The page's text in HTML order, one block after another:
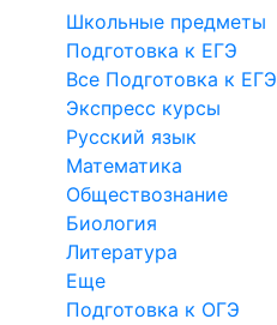
Школьные предметы
Подготовка к ЕГЭ
Все Подготовка к ЕГЭ
Экспресс курсы
Русский язык
Математика
Обществознание
Биология
Литература
Еще
Подготовка к ОГЭ